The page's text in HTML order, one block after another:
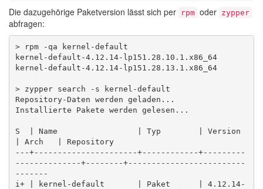
Die dazugehörige Paketversion lässt sich per rpm oder zypper
abfragen:
> rpm -qa kernel-default
kernel-default-4.12.14-lp151.28.10.1.x86_64
kernel-default-4.12.14-lp151.28.13.1.x86_64
> zypper search -s kernel-default
Repository-Daten werden geladen...
Installierte Pakete werden gelesen...
S  | Name                 | Typ        | Version
| Arch   | Repository
---+----------------------+------------+---------
--------------+--------+-------------------------
-------
i+ | kernel-default       | Paket      | 4.12.14-